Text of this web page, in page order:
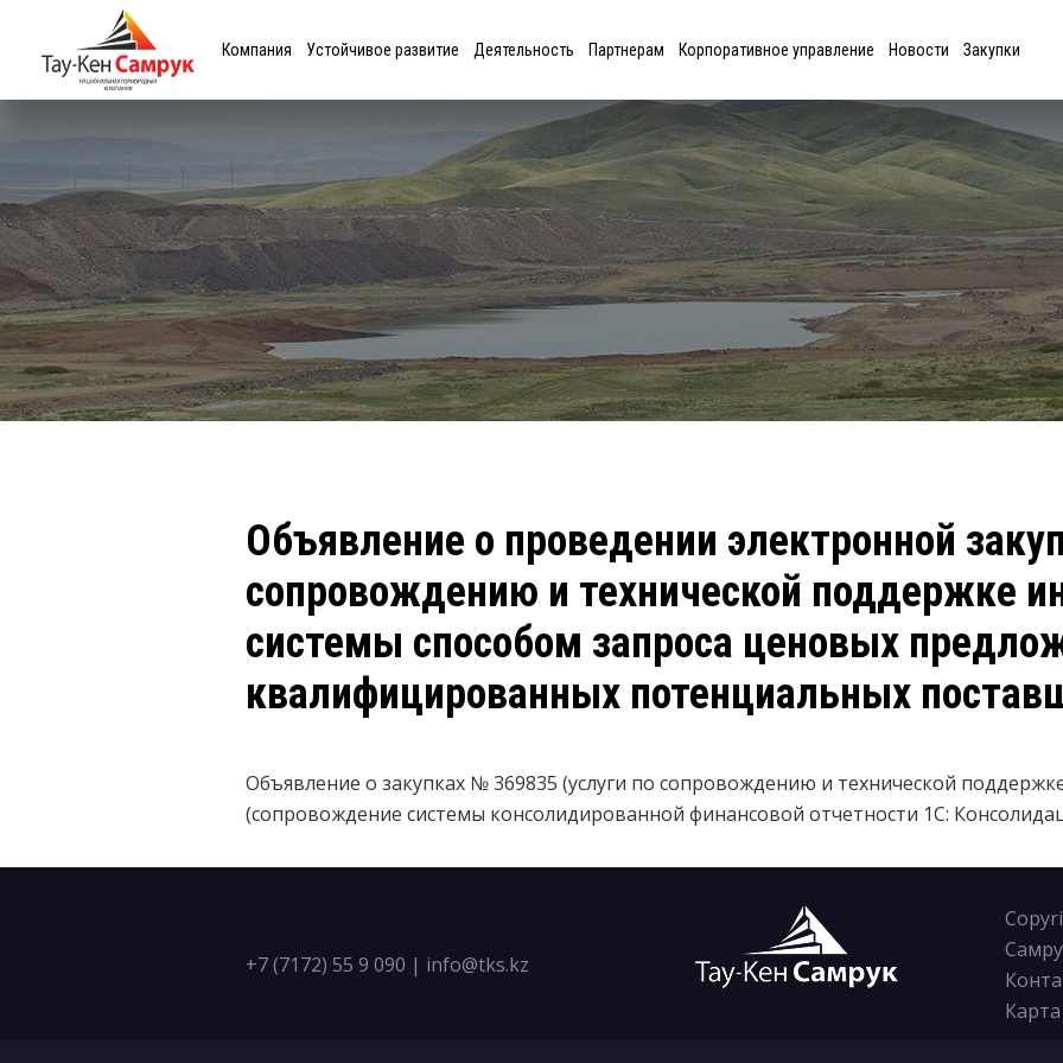
Компания Устойчивое развитие Деятельность Партнерам Корпоративное управление Новости Закупки
Объявление о проведении электронной
сопровождению и технической поддержке
системы способом запроса ценовых
квалифицированных потенциальных
Объявление о закупках № 369835 (услуги по сопровождению и технической
(сопровождение системы консолидированной финансовой отчетности 1С:
+7 (7172) 55 9 090 | info@tks.kz